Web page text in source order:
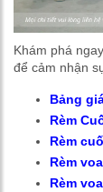
Khám phá
để cảm nhận
Bảng
Rèm
Rèm
Rèm
Rèm